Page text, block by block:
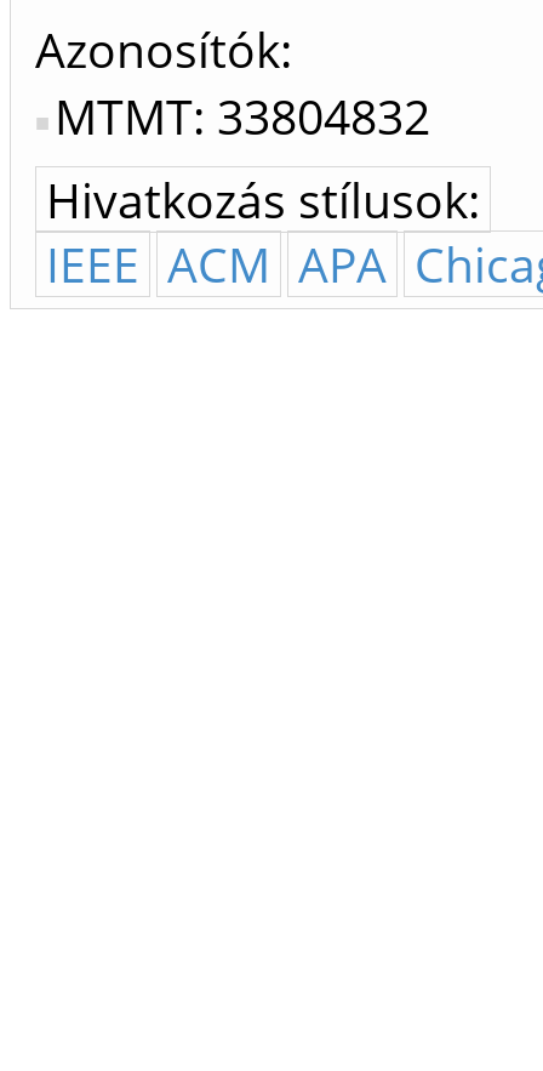
Azonosítók
MTMT: 33804832
Hivatkozás stílusok:
IEEE ACM APA